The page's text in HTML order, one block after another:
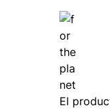
El